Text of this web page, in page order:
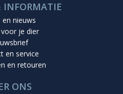
INFORMATIE
en nieuws
je dier
en service
en retouren
ONS